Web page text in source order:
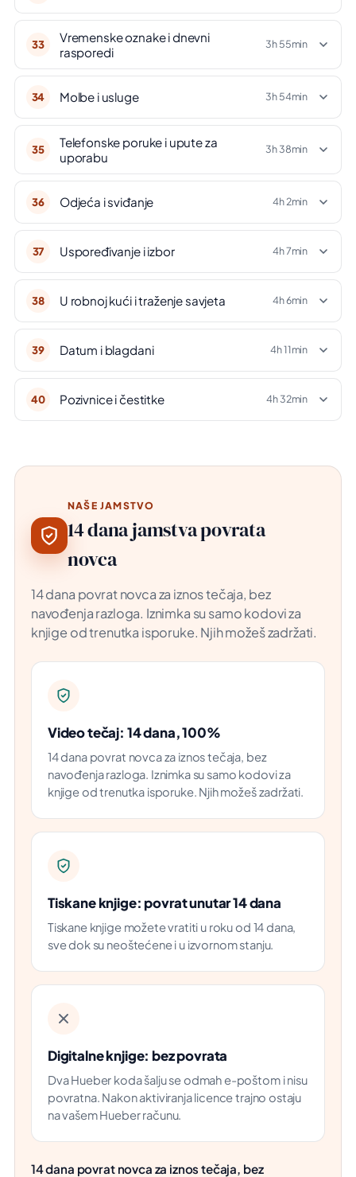
33
Vremenske oznake i dnevni
rasporedi
3h 55min
34 Molbe i usluge 3h 54min
35
Telefonske poruke i upute za
uporabu
3h 38min
36 Odjeća i sviđanje 4h 2min
37 Uspoređivanje i izbor 4h 7min
38 U robnoj kući i traženje savjeta 4h 6min
39 Datum i blagdani 4h 11min
40 Pozivnice i čestitke 4h 32min
NAŠE JAMSTVO
14 dana jamstva povrata
novca
14 dana povrat novca za iznos tečaja, bez
navođenja razloga. Iznimka su samo kodovi za
knjige od trenutka isporuke. Njih možeš zadržati.
Video tečaj: 14 dana, 100%
14 dana povrat novca za iznos tečaja, bez
navođenja razloga. Iznimka su samo kodovi za
knjige od trenutka isporuke. Njih možeš zadržati.
Tiskane knjige: povrat unutar 14 dana
Tiskane knjige možete vratiti u roku od 14 dana,
sve dok su neoštećene i u izvornom stanju.
Digitalne knjige: bez povrata
Dva Hueber koda šalju se odmah e-poštom i nisu
povratna. Nakon aktiviranja licence trajno ostaju
na vašem Hueber računu.
14 dana povrat novca za iznos tečaja, bez